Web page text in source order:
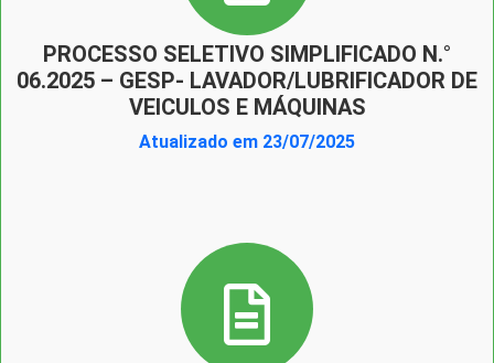
PROCESSO SELETIVO SIMPLIFICADO N.°
06.2025 – GESP- LAVADOR/LUBRIFICADOR DE
VEICULOS E MÁQUINAS
Atualizado em 23/07/2025